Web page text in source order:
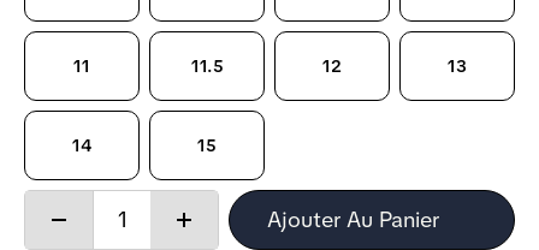
11 11.5 12 13
14 15
Quantity:
Increase
Ajouter Au Panier